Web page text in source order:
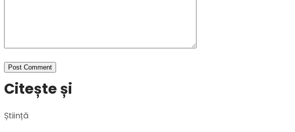
Citește și
Știință